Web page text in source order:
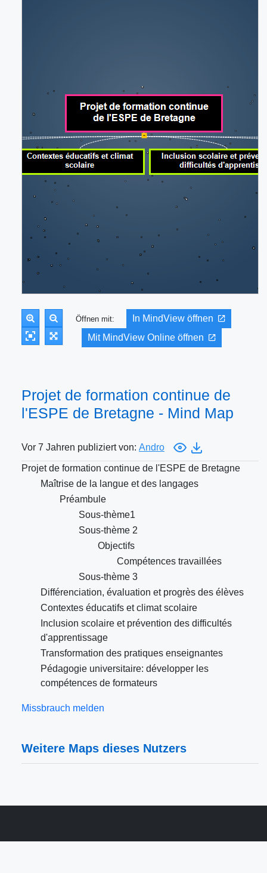
Öffnen mit:
In MindView öffnen
Mit MindView Online öffnen
Projet de formation continue de
l'ESPE de Bretagne - Mind Map
Vor 7 Jahren publiziert von: Andro
Projet de formation continue de l'ESPE de Bretagne
Maîtrise de la langue et des langages
Préambule
Sous-thème1
Sous-thème 2
Objectifs
Compétences travaillées
Sous-thème 3
Différenciation, évaluation et progrès des élèves
Contextes éducatifs et climat scolaire
Inclusion scolaire et prévention des difficultés
d'apprentissage
Transformation des pratiques enseignantes
Pédagogie universitaire: développer les
compétences de formateurs
Missbrauch melden
Weitere Maps dieses Nutzers